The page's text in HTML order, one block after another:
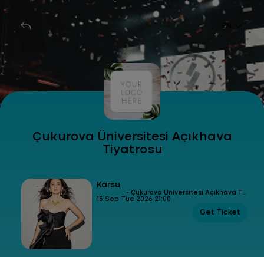
EN
Çukurova Üniversitesi Açıkhava
Tiyatrosu
Karsu
- Çukurova Üniversitesi Açıkhava Tiyatrosu
15 Sep Tue 2026 21:00
Get Ticket